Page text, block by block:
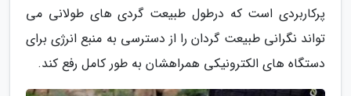
پرکاربردی است که درطول طبیعت گردی های طولانی می
تواند نگرانی طبیعت گردان را از دسترسی به منبع انرژی برای
دستگاه های الکترونیکی همراهشان به طور کامل رفع کند.